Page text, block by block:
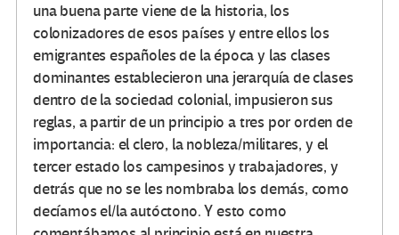
una buena parte viene de la historia, los
colonizadores de esos países y entre ellos los
emigrantes españoles de la época y las clases
dominantes establecieron una jerarquía de clases
dentro de la sociedad colonial, impusieron sus
reglas, a partir de un principio a tres por orden de
importancia: el clero, la nobleza/militares, y el
tercer estado los campesinos y trabajadores, y
detrás que no se les nombraba los demás, como
decíamos el/la autóctono. Y esto como